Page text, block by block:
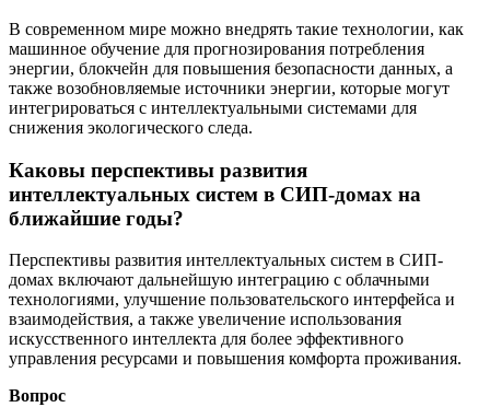
В современном мире можно внедрять такие технологии, как
машинное обучение для прогнозирования потребления
энергии, блокчейн для повышения безопасности данных, а
также возобновляемые источники энергии, которые могут
интегрироваться с интеллектуальными системами для
снижения экологического следа.
Каковы перспективы развития
интеллектуальных систем в СИП-домах на
ближайшие годы?
Перспективы развития интеллектуальных систем в СИП-
домах включают дальнейшую интеграцию с облачными
технологиями, улучшение пользовательского интерфейса и
взаимодействия, а также увеличение использования
искусственного интеллекта для более эффективного
управления ресурсами и повышения комфорта проживания.
Вопрос